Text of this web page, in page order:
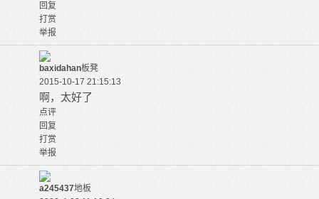
回复
打赏
举报
baxidahan板凳
2015-10-17 21:15:13
啊，太好了
点评
回复
打赏
举报
a245437地板